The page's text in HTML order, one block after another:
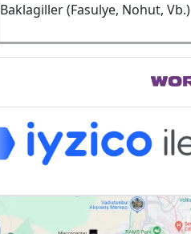
Baklagiller (Fasulye, Nohut, Vb.)